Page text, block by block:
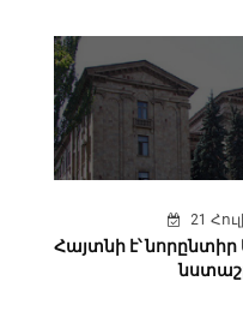
21
Հայտնի է՝